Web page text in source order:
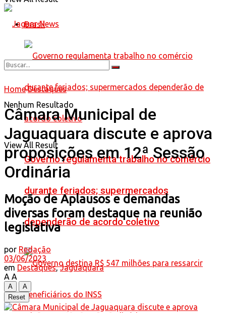
Brasil
Governo regulamenta trabalho no comércio
durante feriados; supermercados
dependerão de acordo coletivo
Nenhum Resultado
View All Result
Home Destaques
Câmara Municipal de
Jaguaquara discute e aprova
proposições em 12ª Sessão
Ordinária
Moção de Aplausos e demandas
diversas foram destaque na reunião
legislativa
por Redação
03/06/2023
em Destaques,Jaguaquara
A A
A
A
Reset